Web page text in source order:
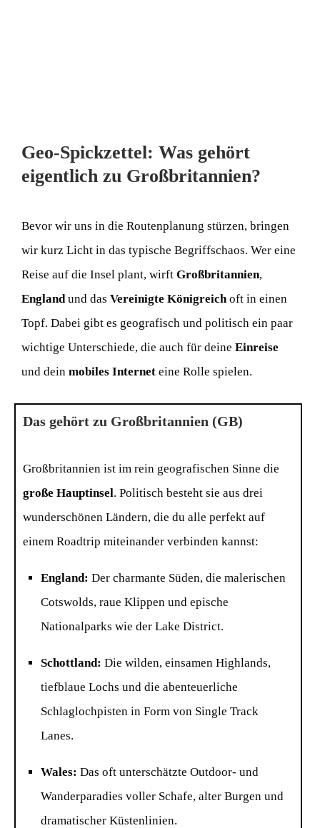
Geo-Spickzettel: Was gehört
eigentlich zu Großbritannien?
Bevor wir uns in die Routenplanung stürzen, bringen
wir kurz Licht in das typische Begriffschaos. Wer eine
Reise auf die Insel plant, wirft Großbritannien,
Englandund das Vereinigte Königreichoft in einen
Topf. Dabei gibt es geografisch und politisch ein paar
wichtige Unterschiede, die auch für deine Einreise
und dein mobiles Internet eine Rolle spielen.
Das gehört zu Großbritannien (GB)​
Großbritannien ist im rein geografischen Sinne die
große Hauptinsel. Politisch besteht sie aus drei
wunderschönen Ländern, die du alle perfekt auf
einem Roadtrip miteinander verbinden kannst:
England: Der charmante Süden, die malerischen
Cotswolds, raue Klippen und epische
Nationalparks wie der Lake District.
Schottland: Die wilden, einsamen Highlands,
tiefblaue Lochs und die abenteuerliche
Schlaglochpisten in Form von Single Track
Lanes.
Wales: Das oft unterschätzte Outdoor- und
Wanderparadies voller Schafe, alter Burgen und
dramatischer Küstenlinien.